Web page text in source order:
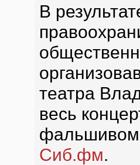
В
театра
весь
фальшивом
Сиб.фм.